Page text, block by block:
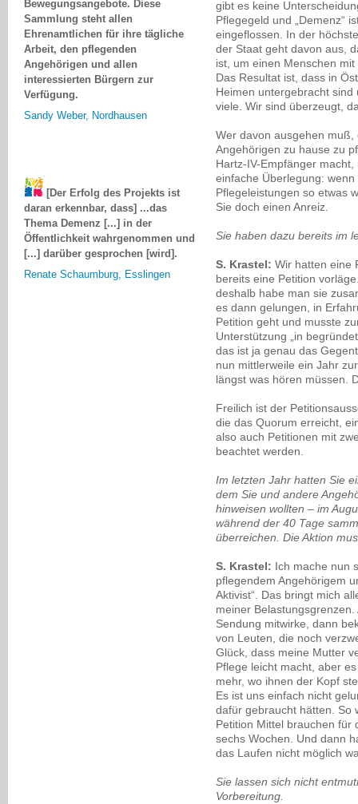
gibt es keine
Pflegegeld und „Demenz“
eingeflossen. In der
der Staat geht davon aus,
ist, um einen Menschen
Das Resultat ist, dass in
Heimen untergebracht
viele. Wir sind überzeugt,
Wer davon ausgehen
Angehörigen zu hause zu
Hartz-IV-Empfänger
einfache Überlegung:
Pflegeleistungen so etwas
Sie doch einen Anreiz.
Sie haben dazu bereits im
S. Krastel: Wir hatten eine
bereits eine Petition
deshalb habe man sie
es dann gelungen, in
Petition geht und musste
Unterstützung „in
das ist ja genau das
nun mittlerweile ein Jahr
längst was hören müssen.
Freilich ist der
die das Quorum erreicht,
also auch Petitionen mit
beachtet werden.
Im letzten Jahr hatten Sie
dem Sie und andere
hinweisen wollten – im
während der 40 Tage
überreichen. Die Aktion
S. Krastel: Ich mache nun
pflegendem Angehörigem
Aktivist“. Das bringt mich
meiner
Sendung mitwirke, dann
von Leuten, die noch
Glück, dass meine Mutter
Pflege leicht macht, aber
mehr, wo ihnen der Kopf
Es ist uns einfach nicht
dafür gebraucht hätten. So
Petition Mittel brauchen für
sechs Wochen. Und dann
das Laufen nicht möglich
Sie lassen sich nicht
Vorbereitung.
Ehrenamtlichen für ihre tägliche
Arbeit, den pflegenden
Angehörigen und allen
interessierten Bürgern zur
Verfügung.
Sandy Weber, Nordhausen
daran erkennbar, dass] ...das
Thema Demenz [...] in der
Öffentlichkeit wahrgenommen und
[...] darüber gesprochen [wird].
Renate Schaumburg, Esslingen